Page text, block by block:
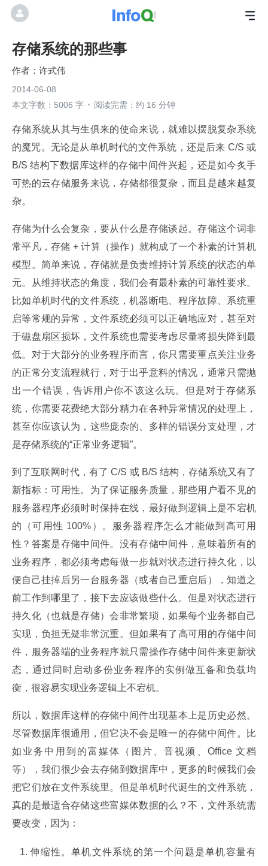
存储系统的那些事
许式伟
2014-06-08
本文字数：5006 字
阅读完需：约 16 分钟
存储系统从其与生俱来的使命来说，就难以摆脱复杂系统
的魔咒。无论是从单机时代的文件系统，还是后来 C/S 或
B/S 结构下数据库这样的存储中间件兴起，还是如今炙手
可热的云存储服务来说，存储都很复杂，而且是越来越复
杂。
存储为什么会复杂，要从什么是存储谈起。存储这个词非
常平凡，存储 + 计算（操作）就构成了一个朴素的计算机
模型。简单来说，存储就是负责维持计算系统的状态的单
元。从维持状态的角度，我们会有最朴素的可靠性要求。
比如单机时代的文件系统，机器断电、程序故障、系统重
启等常规的异常，文件系统必须可以正确地应对，甚至对
于磁盘扇区损坏，文件系统也需要考虑尽量将损失降到最
低。对于大部分的业务程序而言，你只需要重点关注业务
的正常分支流程就行，对于出乎意料的情况，通常只需抛
出一个错误，告诉用户你不该这么玩。但是对于存储系
统，你需要花费绝大部分精力在各种异常情况的处理上，
甚至你应该认为，这些庞杂的、多样的错误分支处理，才
是存储系统的“正常业务逻辑”。
到了互联网时代，有了 C/S 或 B/S 结构，存储系统又有了
新指标：可用性。为了保证服务质量，那些用户看不见的
服务器程序必须时时保持在线，最好做到逻辑上是不宕机
的（可用性 100%）。服务器程序怎么才能做到高可用
性？答案是存储中间件。没有存储中间件，意味着所有的
业务程序，都必须考虑每做一步就对状态进行持久化，以
便自己挂掉后另一台服务器（或者自己重启后），知道之
前工作到哪里了，接下去应该做些什么。但是对状态进行
持久化（也就是存储）会非常繁琐，如果每个业务都自己
实现，负担无疑非常沉重。但如果有了高可用的存储中间
件，服务器端的业务程序就只需操作存储中间件来更新状
态，通过同时启动多份业务程序的实例做互备和负载均
衡，很容易实现业务逻辑上不宕机。
所以，数据库这样的存储中间件出现基本上是历史必然。
尽管数据库很通用，但它决不会是唯一的存储中间件。比
如业务中用到的富媒体（图片、音视频、Office 文档
等），我们很少会去存储到数据库中，更多的时候我们会
把它们放在文件系统里。但是单机时代诞生的文件系统，
真的是最适合存储这些富媒体数据的么？不，文件系统需
要改变，因为：
伸缩性。单机文件系统的第一个问题是单机容量有